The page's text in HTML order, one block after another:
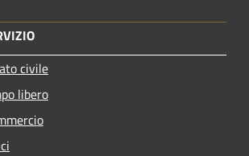
civile
libero